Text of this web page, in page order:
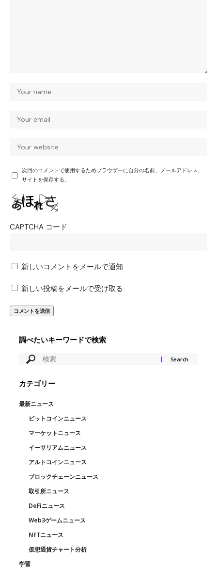
次回のコメントで使用するためブラウザーに自分の名前、メールアドレス、
サイトを保存する。
CAPTCHA コード
新しいコメントをメールで通知
新しい投稿をメールで受け取る
調べたいキーワードで検索
カテゴリー
最新ニュース
ビットコインニュース
マーケットニュース
イーサリアムニュース
アルトコインニュース
ブロックチェーンニュース
取引所ニュース
DeFiニュース
Web3ゲームニュース
NFTニュース
仮想通貨チャート分析
学習